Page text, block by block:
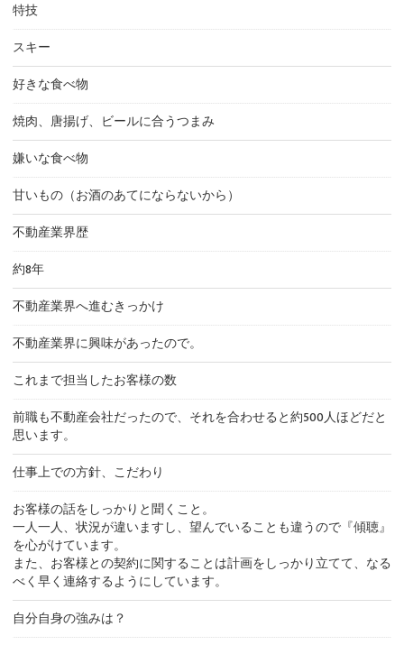
特技
スキー
好きな食べ物
焼肉、唐揚げ、ビールに合うつまみ
嫌いな食べ物
甘いもの（お酒のあてにならないから）
不動産業界歴
約8年
不動産業界へ進むきっかけ
不動産業界に興味があったので。
これまで担当したお客様の数
前職も不動産会社だったので、それを合わせると約500人ほどだと
思います。
仕事上での方針、こだわり
お客様の話をしっかりと聞くこと。
一人一人、状況が違いますし、望んでいることも違うので『傾聴』
を心がけています。
また、お客様との契約に関することは計画をしっかり立てて、なる
べく早く連絡するようにしています。
自分自身の強みは？